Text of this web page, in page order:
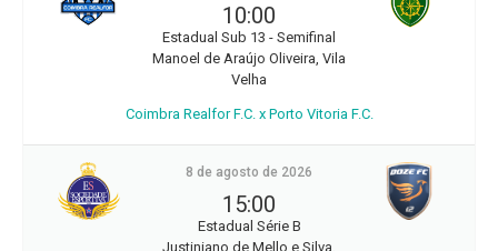
10:00
Estadual Sub 13 - Semifinal
Manoel de Araújo Oliveira, Vila
Velha
Coimbra Realfor F.C. x Porto Vitoria F.C.
8 de agosto de 2026
15:00
Estadual Série B
Justiniano de Mello e Silva,